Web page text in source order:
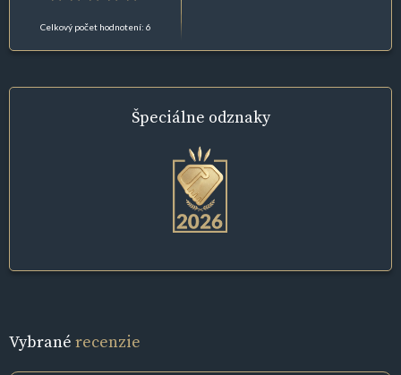
Celkový počet hodnotení: 6
Špeciálne odznaky
Vybrané recenzie